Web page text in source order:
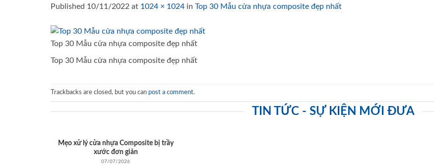
Published 10/11/2022 at 1024 × 1024 in Top 30 Mẫu cửa nhựa composite đẹp nhất
Top 30 Mẫu cửa nhựa composite đẹp nhất
Top 30 Mẫu cửa nhựa composite đẹp nhất
Trackbacks are closed, but you can post a comment.
TIN TỨC - SỰ KIỆN MỚI ĐƯA
Mẹo xử lý cửa nhựa Composite bị trầy
xước đơn giản
07/07/2026